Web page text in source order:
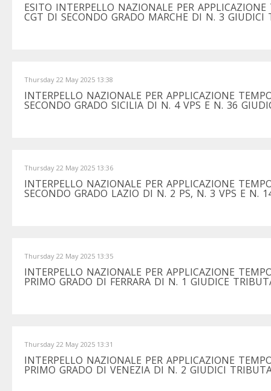
ESITO INTERPELLO NAZIONALE PER
CGT DI SECONDO GRADO MARCHE DI N. 3 GIUDICI
Thursday 22 May 2025 13:38
INTERPELLO NAZIONALE PER APPLICAZIONE
SECONDO GRADO SICILIA DI N. 4 VPS E N. 36
Thursday 22 May 2025 13:36
INTERPELLO NAZIONALE PER APPLICAZIONE
SECONDO GRADO LAZIO DI N. 2 PS, N. 3 VPS E N.
Thursday 22 May 2025 13:35
INTERPELLO NAZIONALE PER APPLICAZIONE
PRIMO GRADO DI FERRARA DI N. 1 GIUDICE
Thursday 22 May 2025 13:31
INTERPELLO NAZIONALE PER APPLICAZIONE
PRIMO GRADO DI VENEZIA DI N. 2 GIUDICI